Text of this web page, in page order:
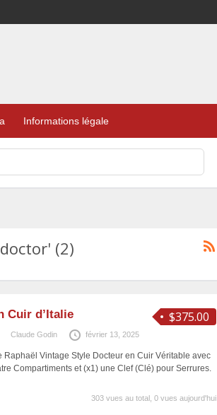
Informations légale
(2)
$375.00
Cuir d’Italie
Claude Godin février 13, 2025
Vintage Style Docteur en Cuir Véritable avec
Compartiments et (x1) une Clef (Clé) pour Serrures.
303 vues au total, 0 vues aujourd'hui